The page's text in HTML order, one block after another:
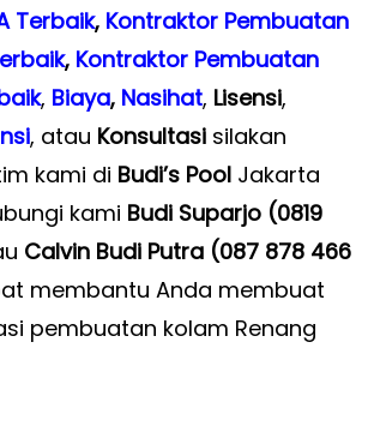
Terbaik,Kontraktor Pembuatan
, Kontraktor Pembuatan
, Biaya, Nasihat, Lisensi,
, atau Konsultasisilakan
kami di Budi’s PoolJakarta
kami Budi Suparjo (0819
Calvin Budi Putra (087 878 466
membantu Anda membuat
pembuatan kolam Renang